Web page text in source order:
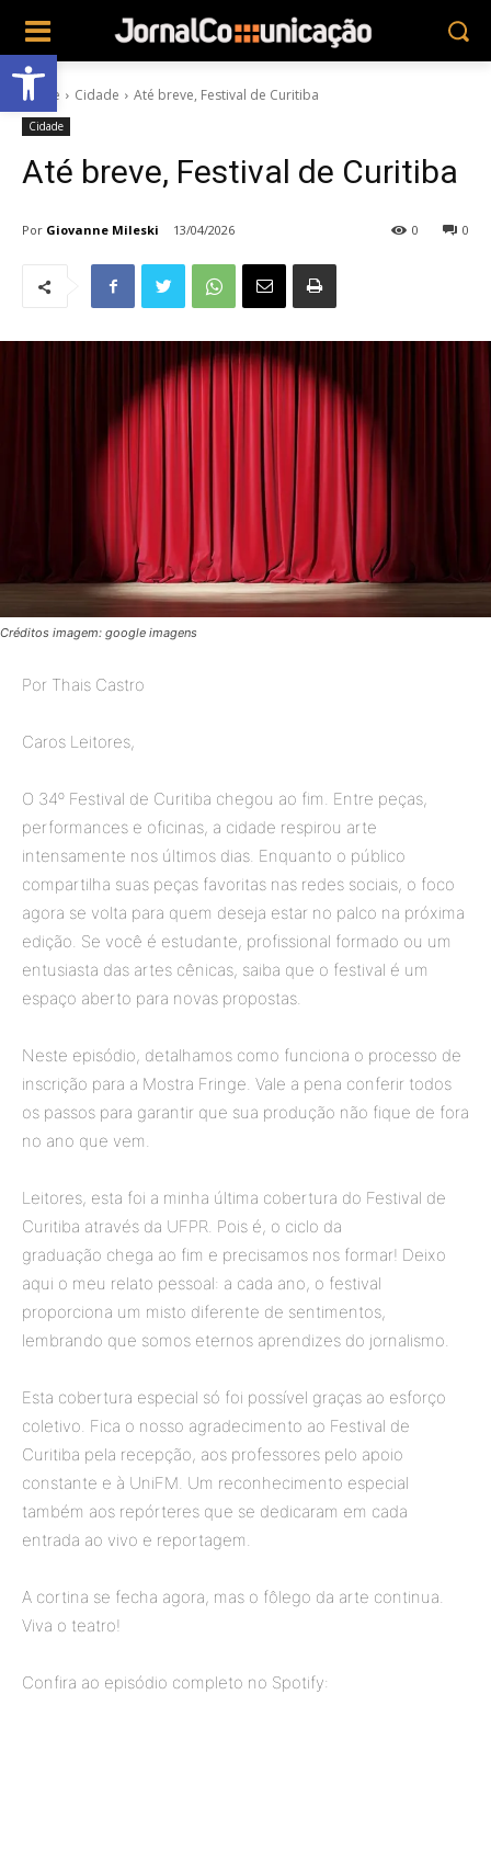
Abrir a barra de ferramentas
Home Cidade Até breve, Festival de Curitiba
Cidade
Até breve, Festival de Curitiba
Por Giovanne Mileski 13/04/2026 0
0
Créditos imagem: google imagens
Por Thais Castro
Caros Leitores,
O 34º Festival de Curitiba chegou ao fim. Entre peças,
performances e oficinas, a cidade respirou arte
intensamente nos últimos dias. Enquanto o público
compartilha suas peças favoritas nas redes sociais, o foco
agora se volta para quem deseja estar no palco na próxima
edição. Se você é estudante, profissional formado ou um
entusiasta das artes cênicas, saiba que o festival é um
espaço aberto para novas propostas.
Neste episódio, detalhamos como funciona o processo de
inscrição para a Mostra Fringe. Vale a pena conferir todos
os passos para garantir que sua produção não fique de fora
no ano que vem.
Leitores, esta foi a minha última cobertura do Festival de
Curitiba através da UFPR. Pois é, o ciclo da
graduação chega ao fim e precisamos nos formar! Deixo
aqui o meu relato pessoal: a cada ano, o festival
proporciona um misto diferente de sentimentos,
lembrando que somos eternos aprendizes do jornalismo.
Esta cobertura especial só foi possível graças ao esforço
coletivo. Fica o nosso agradecimento ao Festival de
Curitiba pela recepção, aos professores pelo apoio
constante e à UniFM. Um reconhecimento especial
também aos repórteres que se dedicaram em cada
entrada ao vivo e reportagem.
A cortina se fecha agora, mas o fôlego da arte continua.
Viva o teatro!
Confira ao episódio completo no Spotify: